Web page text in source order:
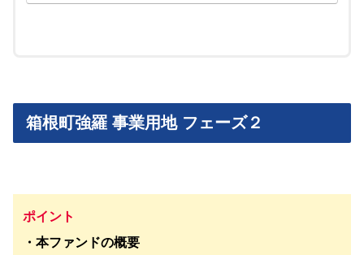
箱根町強羅 事業用地 フェーズ２
ポイント
・本ファンドの概要